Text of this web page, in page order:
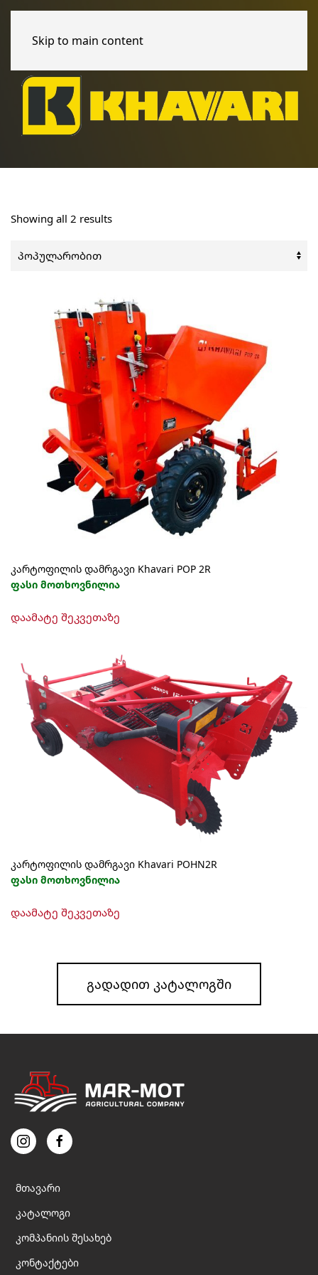
Skip to main content
Showing all 2 resultsSorted
კარტოფილის დამრგავი Khavari POP 2R
ფასი მოთხოვნილია
დაამატე შეკვეთაზე
კარტოფილის დამრგავი Khavari POHN2R
ფასი მოთხოვნილია
დაამატე შეკვეთაზე
ᲒᲐᲓᲐᲓᲘᲗ ᲙᲐᲢᲐᲚᲝᲒᲨᲘ
მთავარი
კატალოგი
კომპანიის შესახებ
კონტაქტები